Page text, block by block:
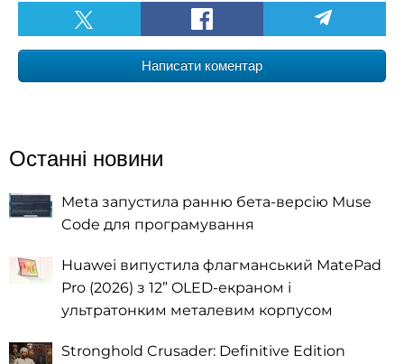
Написати коментар
Останні новини
Meta запустила ранню бета-версію Muse
Code для програмування
Huawei випустила флагманський MatePad
Pro (2026) з 12” OLED-екраном і
ультратонким металевим корпусом
Stronghold Crusader: Definitive Edition